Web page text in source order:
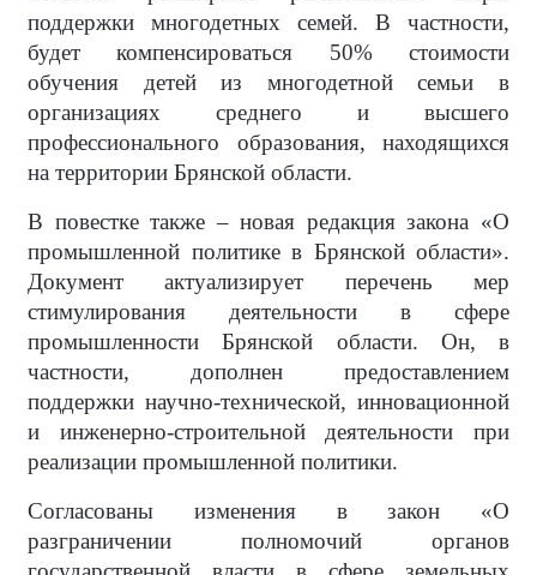
поддержки многодетных семей. В частности,
будет компенсироваться 50% стоимости
обучения детей из многодетной семьи в
организациях среднего и высшего
профессионального образования, находящихся
на территории Брянской области.
В повестке также – новая редакция закона «О
промышленной политике в Брянской области».
Документ актуализирует перечень мер
стимулирования деятельности в сфере
промышленности Брянской области. Он, в
частности, дополнен предоставлением
поддержки научно-технической, инновационной
и инженерно-строительной деятельности при
реализации промышленной политики.
Согласованы изменения в закон «О
разграничении полномочий органов